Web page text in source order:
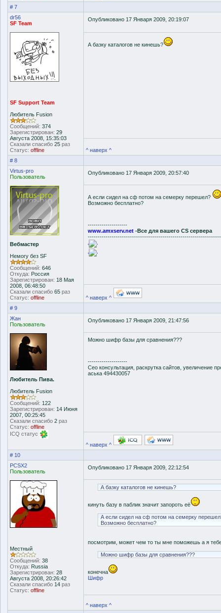
# 7
dr56
SF Team
SF Support Team
Любитель Fusion
Сообщений: 374
Зарегистрирован: 29
Августа 2008, 15:35:03
Сказали спасибо 25 раз
Статус: offline
Опубликовано 17 Января 2009, 20:19:07
А базку каталогов не кинешь?
^ наверх ^
# 8
Virtus-pro
Пользователь
Вебмастер
Немогу без SF
Сообщений: 646
Откуда: Россия
Зарегистрирован: 18 Мая
2008, 06:48:50
Сказали спасибо 65 раз
Статус: offline
Опубликовано 17 Января 2009, 20:57:40
А если сидел на сф потом на семерку перешел?
Возможно бесплатно?
--------------------
www.amxserv.net -Все для вашего CS сервера
'
'
'
'
^ наверх ^
# 9
Жан
Пользователь
Любитель Пива.
Любитель Fusion
Сообщений: 122
Зарегистрирован: 14 Июня
2007, 00:25:45
Сказали спасибо 2 раз
Статус: offline
ICQ статус
Опубликовано 17 Января 2009, 21:47:56
Можно шифр базы для сравнения???
--------------------
Сео консультация, раскрутка сайтов, увеличение
аська 494430057
^ наверх ^
# 10
PCSX2
Пользователь
Местный
Сообщений: 38
Откуда: Russia
Зарегистрирован: 28
Августа 2008, 20:26:42
Сказали спасибо 14 раз
Статус: offline
Опубликовано 17 Января 2009, 22:12:54
А базку каталогов не кинешь?
кинуть базу в паблик значит запороть её
А если сидел на сф потом на семерку
Возможно бесплатно?
посмотрим, может чем то ты мне поможешь а я
Можно шифр базы для сравнения???
конечна
Шифр
^ наверх ^